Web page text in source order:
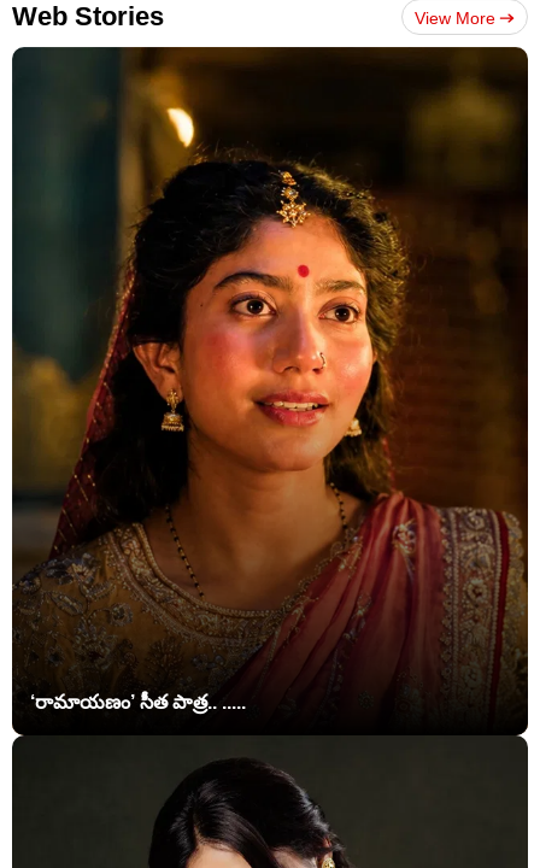
Web Stories View More
‘రామాయణం’ సీత పాత్ర.. .....